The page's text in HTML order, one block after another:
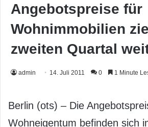
Angebotspreise für
Wohnimmobilien
zweiten Quartal
admin 14. Juli 2011 0 1 Minute
Berlin (ots) – Die
Wohneigentum befinden sich